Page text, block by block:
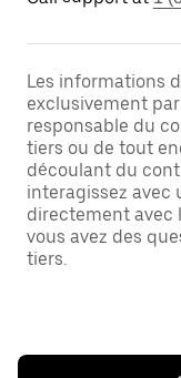
Les informations
exclusivement
responsable du
tiers ou de tout
découlant du
interagissez avec
directement avec
vous avez des
tiers.